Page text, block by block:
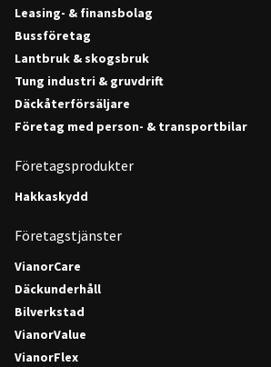
Leasing- & finansbolag
Bussföretag
Lantbruk & skogsbruk
Tung industri & gruvdrift
Däckåterförsäljare
Företag med person- & transportbilar
Företagsprodukter
Hakkaskydd
Företagstjänster
VianorCare
Däckunderhåll
Bilverkstad
VianorValue
VianorFlex